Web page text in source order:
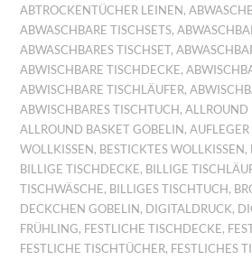
ABTROCKENTÜCHER LEINEN ,
ABWASCHBARE TISCHSETS,
ABWASCHBARES TISCHSET,
ABWISCHBARE TISCHDECKE,
ABWISCHBARE TISCHLÄUFER,
ABWISCHBARES TISCHTUCH ,ALLROUND
ALLROUND BASKET GOBELIN ,
WOLLKISSEN , BESTICKTES WOLLKISSEN ,
BILLIGE TISCHDECKE, BILLIGE
TISCHWÄSCHE, BILLIGES TISCHTUCH ,
DECKCHEN GOBELIN , DIGITALDRUCK,
FRÜHLING, FESTLICHE TISCHDECKE,
FESTLICHE TISCHTÜCHER, FESTLICHES